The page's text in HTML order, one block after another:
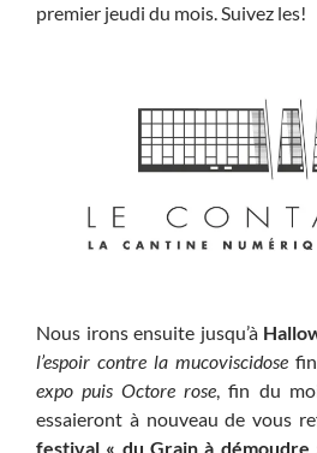
premier jeudi du mois. Suivez les!
Nous irons ensuite jusqu’à
l’espoir contre la mucoviscidose
expo puis Octore rose, fin du
essaieront à nouveau de vous
festival « du Grain à démoudre